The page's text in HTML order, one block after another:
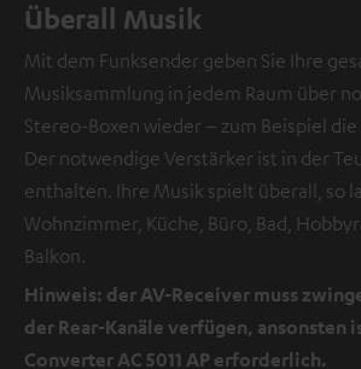
Überall Musik
Mit dem Funksender geben Sie Ihre
Musiksammlung in jedem Raum über
Stereo-Boxen wieder – zum Beispiel
Der notwendige Verstärker ist in der
enthalten. Ihre Musik spielt überall, so
Wohnzimmer, Küche, Büro, Bad,
Balkon.
Hinweis: der AV-Receiver muss
der Rear-Kanäle verfügen, ansonsten
Converter AC 5011 AP erforderlich.